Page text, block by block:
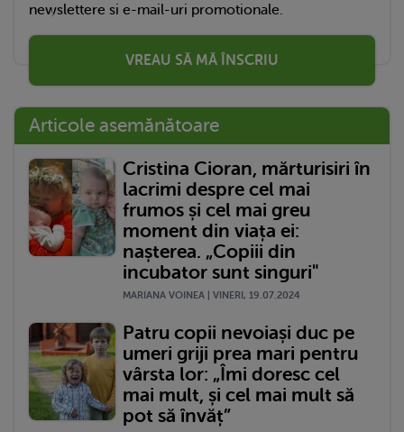
newslettere si e-mail-uri promotionale.
VREAU SĂ MĂ ÎNSCRIU
Articole asemănătoare
Cristina Cioran, mărturisiri în
lacrimi despre cel mai
frumos și cel mai greu
moment din viața ei:
nașterea. „Copiii din
incubator sunt singuri"
MARIANA VOINEA | VINERI, 19.07.2024
Patru copii nevoiași duc pe
umeri griji prea mari pentru
vârsta lor: „Îmi doresc cel
mai mult, și cel mai mult să
pot să învăț”